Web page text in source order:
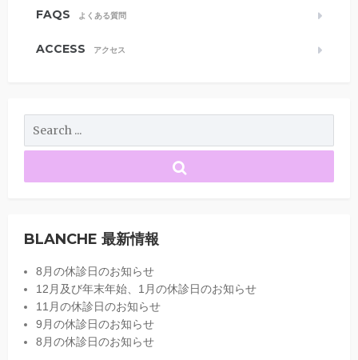
FAQS よくある質問
ACCESS アクセス
BLANCHE 最新情報
8月の休診日のお知らせ
12月及び年末年始、1月の休診日のお知らせ
11月の休診日のお知らせ
9月の休診日のお知らせ
8月の休診日のお知らせ